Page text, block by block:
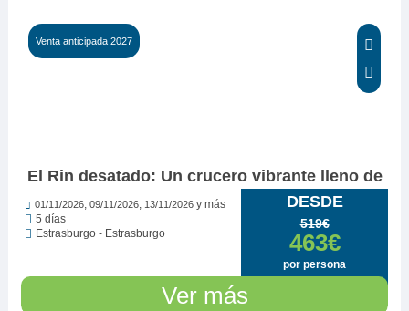
Venta anticipada 2027
DESDE
519€
463€
por persona
El Rin desatado: Un crucero vibrante lleno de
01/11/2026, 09/11/2026, 13/11/2026 y más
5 días
Estrasburgo - Estrasburgo
Ver más